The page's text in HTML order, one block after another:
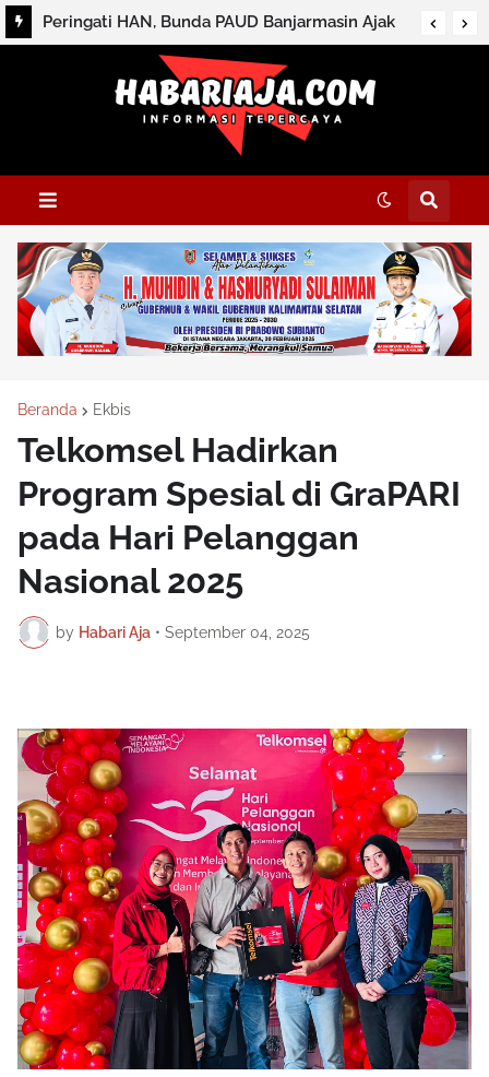
Peringati HAN, Bunda PAUD Banjarmasin Ajak
Wujudkan Tiga Gerakan Masa Depan Anak
Beranda Ekbis
Telkomsel Hadirkan
Program Spesial di GraPARI
pada Hari Pelanggan
Nasional 2025
by Habari Aja • September 04, 2025